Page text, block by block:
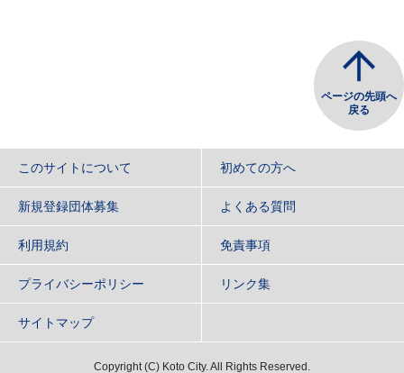
ページの先頭へ
戻る
このサイトについて 初めての方へ
新規登録団体募集 よくある質問
利用規約 免責事項
プライバシーポリシー リンク集
サイトマップ
Copyright (C) Koto City. All Rights Reserved.